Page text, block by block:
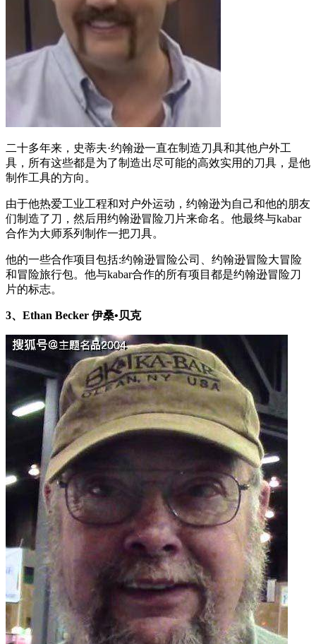
二十多年来，史蒂夫·约翰逊一直在制造刀具和其他户外工
具，所有这些都是为了制造出尽可能的高效实用的刀具，是他
制作工具的方向。
由于他热爱工业工程和对户外运动，约翰逊为自己和他的朋友
们制造了刀，然后用约翰逊冒险刀片来命名。他最终与kabar
合作为大师系列制作一把刀具。
他的一些合作项目包括:约翰逊冒险公司、约翰逊冒险大冒险
和冒险旅行包。他与kabar合作的所有项目都是约翰逊冒险刀
片的标志。
3、Ethan Becker 伊桑•贝克